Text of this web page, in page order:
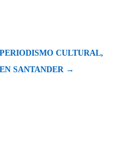
PERIODISMO CULTURAL,
EN SANTANDER →